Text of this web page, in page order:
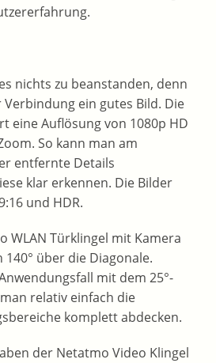
nichts zu beanstanden, denn
ein gutes Bild. Die
eine Auflösung von 1080p HD
So kann man am
entfernte Details
klar erkennen. Die Bilder
und HDR.
WLAN Türklingel mit Kamera
140° über die Diagonale.
mit dem 25°-
relativ einfach die
komplett abdecken.
der Netatmo Video Klingel